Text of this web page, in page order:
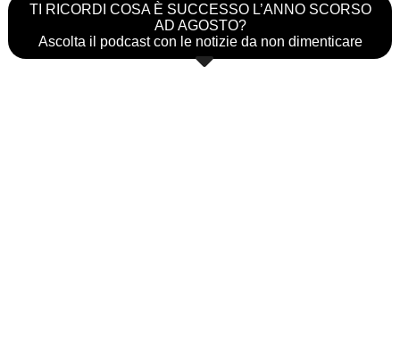
TI RICORDI COSA È SUCCESSO L’ANNO SCORSO
AD AGOSTO?
Ascolta il podcast con le notizie da non dimenticare